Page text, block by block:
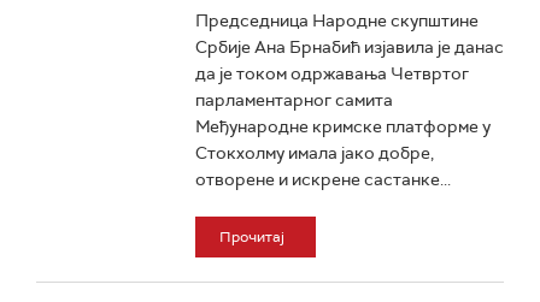
Председница Народне скупштине
Србије Ана Брнабић изјавила је данас
да је током одржавања Четвртог
парламентарног самита
Међународне кримске платформе у
Стокхолму имала јако добре,
отворене и искрене састанке...
Прочитај